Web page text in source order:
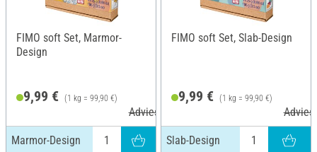
FIMO soft Set, Marmor-
Design
9,99 € (1 kg = 99,90 €)
Adviesprijs 12,45 €
Marmor-Design
FIMO soft Set, Slab-Design
9,99 € (1 kg = 99,90 €)
Slab-Design